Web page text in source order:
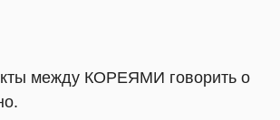
между КОРЕЯМИ говорить о